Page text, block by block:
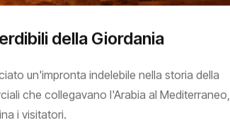
della Giordania
un'impronta indelebile nella storia della
che collegavano l'Arabia al Mediterraneo,
i visitatori.